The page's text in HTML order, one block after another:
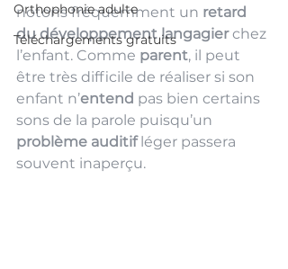
Orthophonie adulte
Téléchargements gratuits
notons fréquemment un retard
du développement langagier chez
l’enfant. Comme parent, il peut
être très difficile de réaliser si son
enfant n’entend pas bien certains
sons de la parole puisqu’un
problème auditif léger passera
souvent inaperçu.